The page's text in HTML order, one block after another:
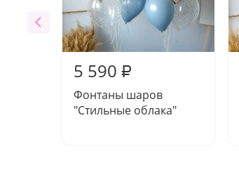
5 590 ₽
Фонтаны шаров
"Стильные облака"